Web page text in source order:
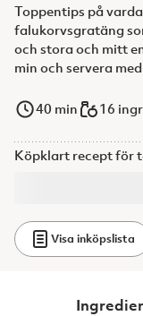
Toppentips på
falukorvsgratäng
och stora och mitt
min och servera
40 min 16
Köpklart recept för
Visa inköpslista